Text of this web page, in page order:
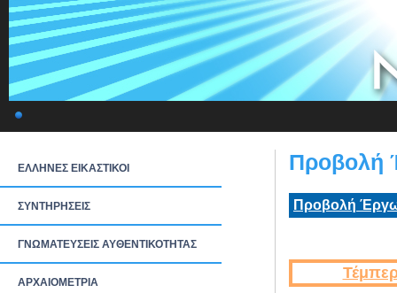
ΕΛΛΗΝΕΣ ΕΙΚΑΣΤΙΚΟΙ
ΣΥΝΤΗΡΗΣΕΙΣ
ΓΝΩΜΑΤΕΥΣΕΙΣ ΑΥΘΕΝΤΙΚΟΤΗΤΑΣ
ΑΡΧΑΙΟΜΕΤΡΙΑ
Προβολή
Προβολή